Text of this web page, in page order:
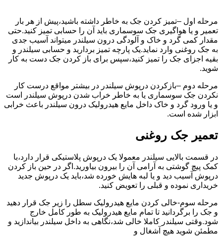
مرحله اول –تمیز کردن جک به خاطر داشته باشید،پیش از هر بار
تعمیر و یا هواگیری جک سوسماری باید آن را حسابی تمیز کنید.حتی
مقدار کمی گرد و خاک و آلودگی درون سیلندر میتواند آسیب جدی
به جک روغنی وارد نماید.یک پارچه تمیز بردارید و حسابی سیلندر و
بقیه اجزای جک را تمیز کنید،سپس برای باز کردن جک دست به کار
شوید.
مرحله دوم –بازکردن درپوش سیلندر در بیشتر مواقع درست کار
نکردن جک سوسماری یا به خاطر خراب شدن درپوش سیلندر است
و یا ورود گرد و خاک داخل مایع هیدرولیک درون سیلندر باعث خرابی
ابزار شده است.
تعمیر جک روغنی
در قسمت بالایی سیلندر معمولا یک درپوش پلاستیکی قرار دارد،با
کمک پیچ گوشتی به آرامی آن را بیرون بیاورید.اگر در حین باز کردن
درپوش آسیب دید و یا لبه هایش خورده شد،باید یک درپوش جدید
خریداری نموده و قبلی را تعویض کنید.
مرحله سوم-خالی کردن مایع هیدرولیک سطل را زیر جک قرار دهید
و جک را برگردانید تا تمام مایع هیدرولیک به طور کامل خارج
شود.وقتی سیلندر کاملا خالی شد،نگاهی به داخل سیلندر بیاندازید و
مطمئن شوید هیچ آشغال و